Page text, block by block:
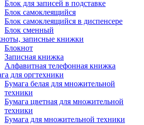
Блок для записей в подставке
Блок самоклеящийся
Блок самоклеящийся в диспенсере
Блок сменный
записные книжки
Блокнот
Записная книжка
Алфавитная телефонная книжка
для оргтехники
Бумага белая для множительной
техники
Бумага цветная для множительной
техники
Бумага для множительной техники